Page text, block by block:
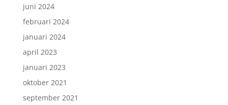
juni 2024
februari 2024
januari 2024
april 2023
januari 2023
oktober 2021
september 2021